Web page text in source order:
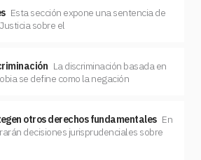
Esta sección expone una sentencia de
sobre el
La discriminación basada en
se define como la negación
otros derechos fundamentales En
decisiones jurisprudenciales sobre